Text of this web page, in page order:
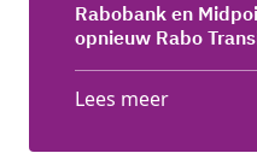
Rabobank en
opnieuw Rabo
Lees meer